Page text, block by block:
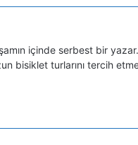
içinde serbest bir
bisiklet turlarını tercih